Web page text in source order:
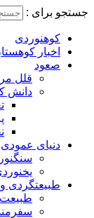
جستجو برای :
کوهنوردی
اخبار
صعود
قلل
دانش
دنیای عمودی
طبیعتگردی و